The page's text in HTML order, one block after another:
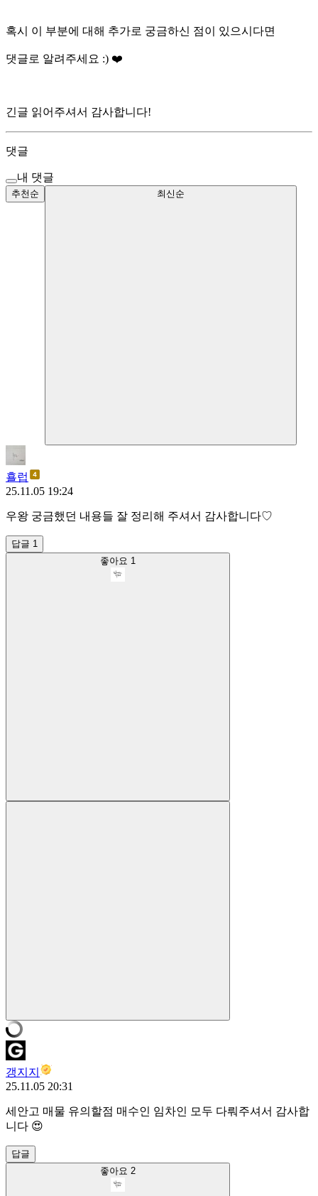
혹시 이 부분에 대해 추가로 궁금하신 점이 있으시다면
댓글로 알려주세요 :) ❤️
긴글 읽어주셔서 감사합니다!
댓글
내 댓글
추천순 최신순
횰럽
25.11.05 19:24
우왕 궁금했던 내용들 잘 정리해 주셔서 감사합니다♡
답글 1
좋아요 1
갱지지
25.11.05 20:31
세안고 매물 유의할점 매수인 임차인 모두 다뤄주셔서 감사합
니다 😍
답글
좋아요 2